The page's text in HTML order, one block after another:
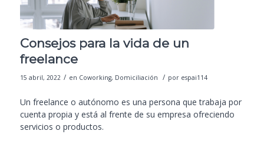
Consejos para la vida de un
freelance
15 abril, 2022 / en Coworking, Domiciliación / por espai114
Un freelance o autónomo es una persona que trabaja por
cuenta propia y está al frente de su empresa ofreciendo
servicios o productos.